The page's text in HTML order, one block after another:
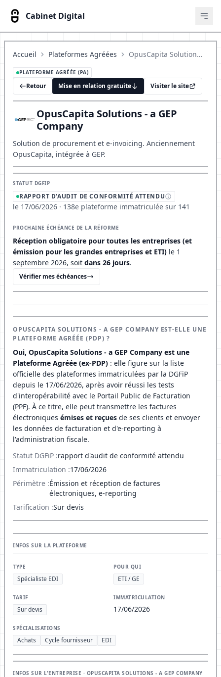
Cabinet Digital
Accueil Plateformes Agréées OpusCapita Solutions - a GEP Company
PLATEFORME AGRÉÉE (PA)
Retour Mise en relation gratuite Visiter le site
OpusCapita Solutions - a GEP
Company
Solution de procurement et e-invoicing. Anciennement
OpusCapita, intégrée à GEP.
STATUT DGFIP
RAPPORT D'AUDIT DE CONFORMITÉ ATTENDU
le 17/06/2026 · 138e plateforme immatriculée sur 141
PROCHAINE ÉCHÉANCE DE LA RÉFORME
Réception obligatoire pour toutes les entreprises (et
émission pour les grandes entreprises et ETI) le 1
septembre 2026, soit dans 26 jours.
Vérifier mes échéances
OPUSCAPITA SOLUTIONS - A GEP COMPANY EST-ELLE UNE
PLATEFORME AGRÉÉE (PDP) ?
Oui, OpusCapita Solutions - a GEP Company est une
Plateforme Agréée (ex-PDP) : elle figure sur la liste
officielle des plateformes immatriculées par la DGFiP
depuis le 17/06/2026, après avoir réussi les tests
d'interopérabilité avec le Portail Public de Facturation
(PPF). À ce titre, elle peut transmettre les factures
électroniques émises et reçues de ses clients et envoyer
les données de facturation et d'e-reporting à
l'administration fiscale.
Statut DGFiP :rapport d'audit de conformité attendu
Immatriculation :17/06/2026
Périmètre :Émission et réception de factures
électroniques, e-reporting
Tarification :Sur devis
INFOS SUR LA PLATEFORME
TYPE
Spécialiste EDI
POUR QUI
ETI / GE
TARIF
Sur devis
IMMATRICULATION
17/06/2026
SPÉCIALISATIONS
Achats Cycle fournisseur EDI
INFOS SUR L'ENTREPRISE · OPUSCAPITA SOLUTIONS - A GEP COMPANY